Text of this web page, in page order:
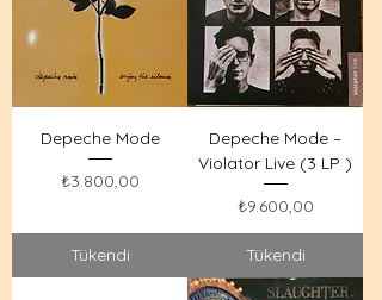
Depeche Mode
Fiyat
₺3.800,00
Tükendi
Depeche Mode –
Violator Live (3 LP )
Fiyat
₺9.600,00
Tükendi